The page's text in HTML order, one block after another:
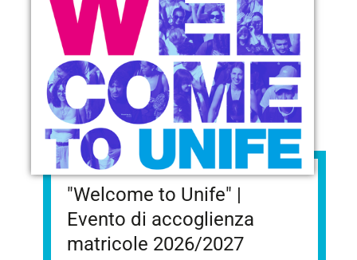
"Welcome to Unife" |
Evento di accoglienza
matricole 2026/2027